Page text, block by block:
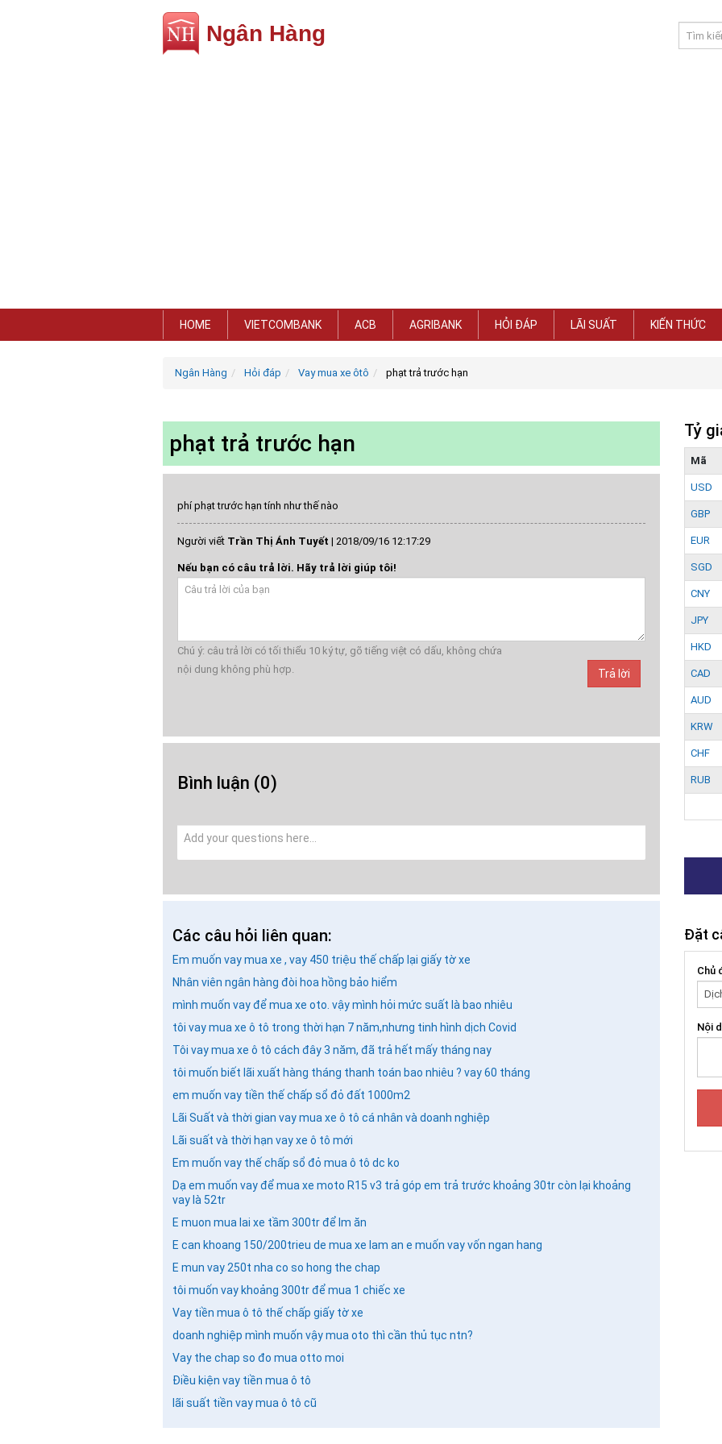
Ngân Hàng
HOME VIETCOMBANK ACB AGRIBANK HỎI ĐÁP LÃI SUẤT KIẾN THỨC
Ngân Hàng Hỏi đáp Vay mua xe ôtô phạt trả trước hạn
phạt trả trước hạn
phí phạt trước hạn tính như thế nào
Người viết Trần Thị Ánh Tuyết | 2018/09/16 12:17:29
Nếu bạn có câu trả lời. Hãy trả lời giúp tôi!
Chú ý: câu trả lời có tối thiểu 10 ký tự, gõ tiếng việt có dấu, không chứa
nội dung không phù hợp.
Trả lời
Bình luận (0)
Các câu hỏi liên quan:
Em muốn vay mua xe , vay 450 triệu thế chấp lại giấy tờ xe
Nhân viên ngân hàng đòi hoa hồng bảo hiểm
mình muốn vay để mua xe oto. vậy mình hỏi mức suất là bao nhiêu
tôi vay mua xe ô tô trong thời hạn 7 năm,nhưng tinh hình dịch Covid
Tôi vay mua xe ô tô cách đây 3 năm, đã trả hết mấy tháng nay
tôi muốn biết lãi xuất hàng tháng thanh toán bao nhiêu ? vay 60 tháng
em muốn vay tiền thế chấp sổ đỏ đất 1000m2
Lãi Suất và thời gian vay mua xe ô tô cá nhân và doanh nghiệp
Lãi suất và thời hạn vay xe ô tô mới
Em muốn vay thế chấp sổ đỏ mua ô tô dc ko
Dạ em muốn vay để mua xe moto R15 v3 trả góp em trả trước khoảng 30tr còn lại khoảng
vay là 52tr
E muon mua lai xe tầm 300tr để lm ăn
E can khoang 150/200trieu de mua xe lam an e muốn vay vốn ngan hang
E mun vay 250t nha co so hong the chap
tôi muốn vay khoảng 300tr để mua 1 chiếc xe
Vay tiền mua ô tô thế chấp giấy tờ xe
doanh nghiệp mình muốn vậy mua oto thì cần thủ tục ntn?
Vay the chap so đo mua otto moi
Điều kiện vay tiền mua ô tô
lãi suất tiền vay mua ô tô cũ
Tỷ
Mã
USD
GBP
EUR
SGD
CNY
JPY
HKD
CAD
AUD
KRW
CHF
RUB
Đặt
Chủ
Nội